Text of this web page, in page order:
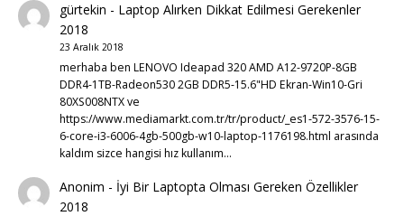
gürtekin - Laptop Alırken Dikkat Edilmesi Gerekenler
2018
23 Aralık 2018
merhaba ben LENOVO Ideapad 320 AMD A12-9720P-8GB
DDR4-1TB-Radeon530 2GB DDR5-15.6"HD Ekran-Win10-Gri
80XS008NTX ve
https://www.mediamarkt.com.tr/tr/product/_es1-572-3576-15-
6-core-i3-6006-4gb-500gb-w10-laptop-1176198.html arasında
kaldım sizce hangisi hız kullanım…
Anonim - İyi Bir Laptopta Olması Gereken Özellikler
2018